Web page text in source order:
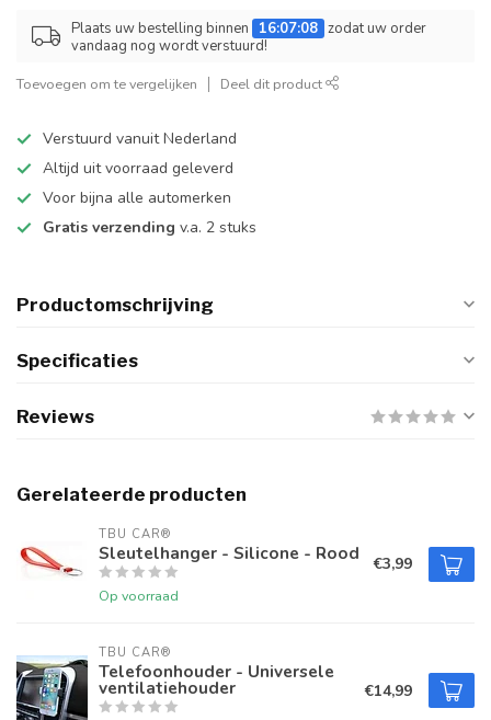
Plaats uw bestelling binnen 16:07:08 zodat uw order
vandaag nog wordt verstuurd!
Toevoegen om te vergelijken Deel dit product
Verstuurd vanuit Nederland
Altijd uit voorraad geleverd
Voor bijna alle automerken
Gratis verzending v.a. 2 stuks
Productomschrijving
Specificaties
Reviews
Gerelateerde producten
TBU CAR®
Sleutelhanger - Silicone - Rood
Op voorraad
€3,99
TBU CAR®
Telefoonhouder - Universele
ventilatiehouder €14,99